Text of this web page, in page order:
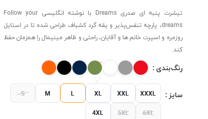
تیشرت پنبه ای صدری Dreams با نوشته انگلیسی Follow your
dreams، پارچه تنفس‌پذیر و یقه گرد کشباف طراحی شده تا در استایل
روزمره و اسپرت خانم ها و آقایان، راحتی و ظاهر مینیمال را همزمان حفظ
کند.
رنگ‌بندی :
سایز : S M L XL XXL XXXL
4XL 5XL 6XL